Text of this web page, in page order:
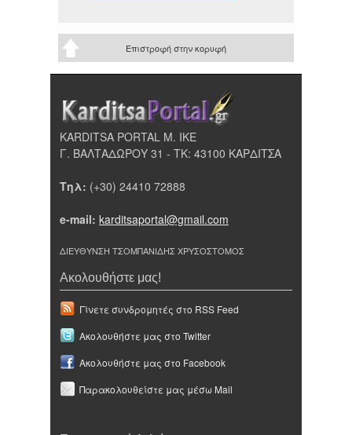
Επιστροφή στην κορυφή
KARDITSA PORTAL Μ. ΙΚΕ
Γ. ΒΑΛΤΑΔΩΡΟΥ 31 - ΤΚ: 43100 ΚΑΡΔΙΤΣΑ
Τηλ: (+30) 24410 72888
e-mail: karditsaportal@gmail.com
ΔΙΕΥΘΥΝΣΗ ΤΣΟΜΠΑΝΙΔΗΣ ΧΡΥΣΟΣΤΟΜΟΣ
Ακολουθήστε μας!
Γίνετε συνδρομητές στο RSS Feed
Ακολουθήστε μας στο Twitter
Ακολουθήστε μας στο Facebook
Παρακολουθείστε μας μέσω Mail